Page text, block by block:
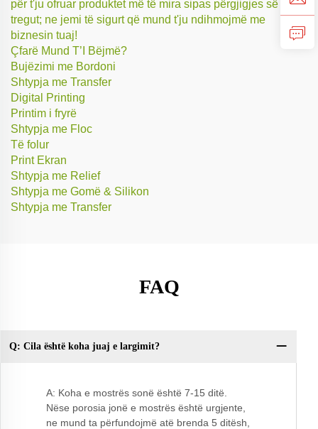
për t'ju ofruar produktet më të mira sipas përgjigjes së
tregut; ne jemi të sigurt që mund t'ju ndihmojmë me
biznesin tuaj!
Çfarë Mund T’I Bëjmë?
Bujëzimi me Bordoni
Shtypja me Transfer
Digital Printing
Printim i fryrë
Shtypja me Floc
Të folur
Print Ekran
Shtypja me Relief
Shtypja me Gomë & Silikon
Shtypja me Transfer
FAQ
Q: Cila është koha juaj e largimit?
A: Koha e mostrës sonë është 7-15 ditë.
Nëse porosia jonë e mostrës është urgjente,
ne mund ta përfundojmë atë brenda 5 ditësh,